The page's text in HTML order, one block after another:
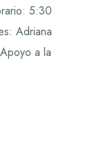
5:30
Adriana
a la